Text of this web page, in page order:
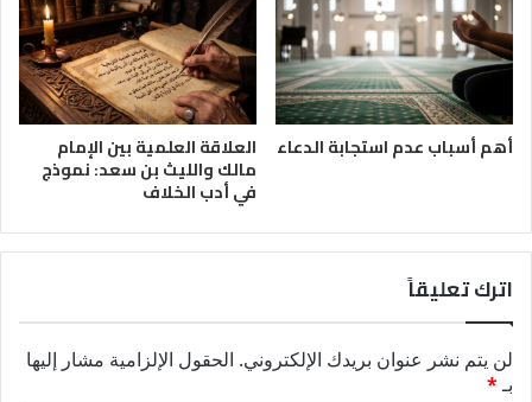
أهم أسباب عدم استجابة الدعاء العلاقة العلمية بين الإمام
مالك والليث بن سعد: نموذج
في أدب الخلاف
اترك تعليقاً
لن يتم نشر عنوان بريدك الإلكتروني. الحقول الإلزامية مشار إليها
بـ*